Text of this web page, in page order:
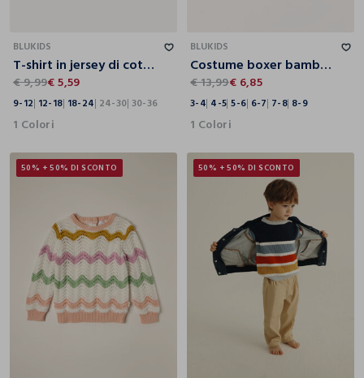
BLUKIDS
T-shirt in jersey di cotone stretch bimba
€ 9,99€ 5,59
9-12 12-18 18-24 24-30 30-36
1 Colori
BLUKIDS
Costume boxer bambino
€ 13,99€ 6,85
3-4 4-5 5-6 6-7 7-8 8-9
1 Colori
50% + 50% DI SCONTO 50% + 50% DI SCONTO